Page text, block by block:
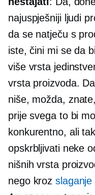
najuspješniji ljudi
da se natječu s
iste, čini mi se da
više vrsta
vrsta proizvoda.
niše, možda,
prije svega to bi
konkurentno, ali
opskrbljivati ​​neke
nišnih vrsta
nego krozslaganje